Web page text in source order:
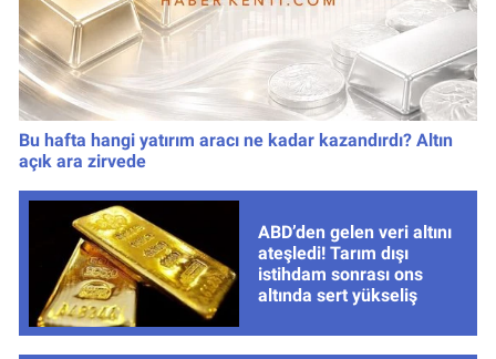
Bu hafta hangi yatırım aracı ne kadar kazandırdı? Altın
açık ara zirvede
ABD’den gelen veri altını
ateşledi! Tarım dışı
istihdam sonrası ons
altında sert yükseliş